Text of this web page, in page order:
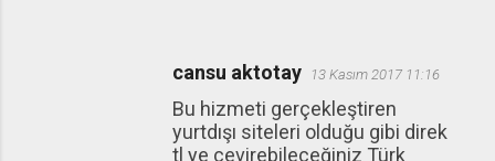
cansu aktotay 13 Kasım 2017 11:16
Bu hizmeti gerçekleştiren
yurtdışı siteleri olduğu gibi direk
tl ye cevirebileceğiniz Türk